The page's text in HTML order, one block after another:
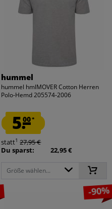
hummel
hummel hmlMOVER Cotton Herren
Polo-Hemd 205574-2006
5.00*
statt1 27,95 €
Du sparst:
22,95 €
Größe wählen...
-90%